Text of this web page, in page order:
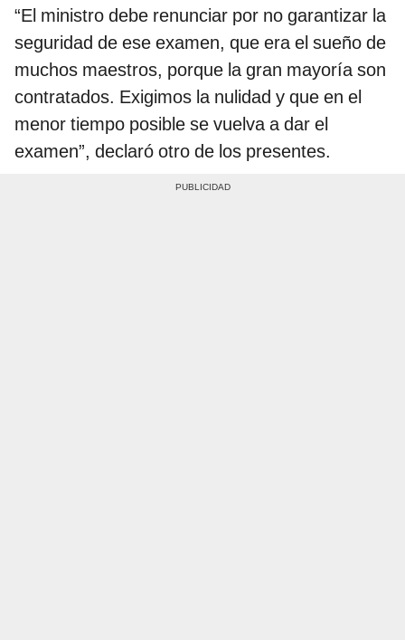
“El ministro debe renunciar por no garantizar la
seguridad de ese examen, que era el sueño de
muchos maestros, porque la gran mayoría son
contratados. Exigimos la nulidad y que en el
menor tiempo posible se vuelva a dar el
examen”, declaró otro de los presentes.